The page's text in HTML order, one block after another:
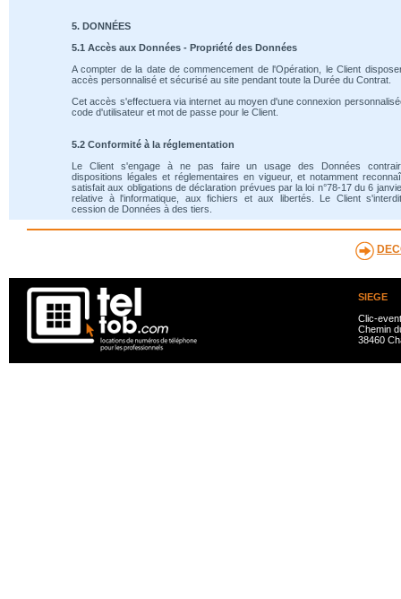
5. DONNÉES
5.1 Accès aux Données - Propriété des Données
A compter de la date de commencement de l'Opération, le Client
accès personnalisé et sécurisé au site pendant toute la Durée du Contrat.
Cet accès s'effectuera via internet au moyen d'une connexion
code d'utilisateur et mot de passe pour le Client.
5.2 Conformité à la réglementation
Le Client s'engage à ne pas faire un usage des Données
dispositions légales et réglementaires en vigueur, et notamment
satisfait aux obligations de déclaration prévues par la loi n°78-17 du 6
relative à l'informatique, aux fichiers et aux libertés. Le Client
cession de Données à des tiers.
SIEGE
Clic-
Chemin
38460